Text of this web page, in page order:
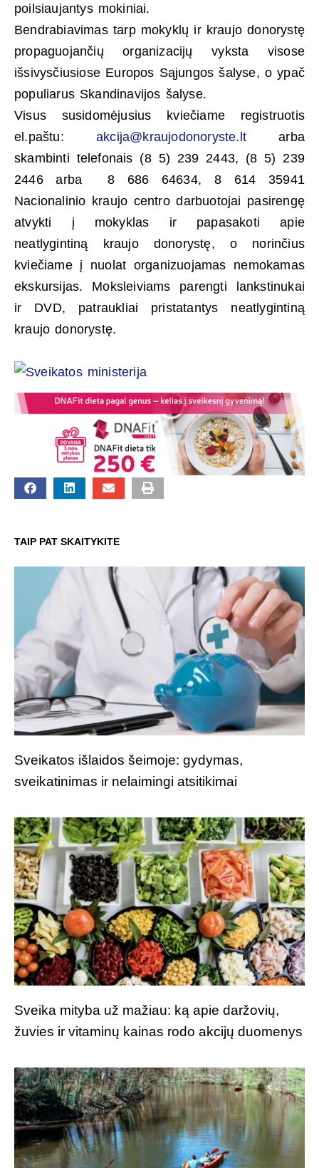
poilsiaujantys mokiniai.
Bendrabiavimas tarp mokyklų ir kraujo donorystę
propaguojančių organizacijų vyksta visose
išsivysčiusiose Europos Sąjungos šalyse, o ypač
populiarus Skandinavijos šalyse.
Visus susidomėjusius kviečiame registruotis
el.paštu: akcija@kraujodonoryste.lt arba
skambinti telefonais (8 5) 239 2443, (8 5) 239
2446 arba 8 686 64634, 8 614 35941
Nacionalinio kraujo centro darbuotojai pasirengę
atvykti į mokyklas ir papasakoti apie
neatlygintiną kraujo donorystę, o norinčius
kviečiame į nuolat organizuojamas nemokamas
ekskursijas. Moksleiviams parengti lankstinukai
ir DVD, patraukliai pristatantys neatlygintiną
kraujo donorystę.
TAIP PAT SKAITYKITE
Sveikatos išlaidos šeimoje: gydymas,
sveikatinimas ir nelaimingi atsitikimai
Sveika mityba už mažiau: ką apie daržovių,
žuvies ir vitaminų kainas rodo akcijų duomenys